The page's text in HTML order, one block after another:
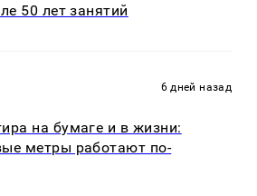
50 лет занятий
6 дней назад
на бумаге и в жизни:
метры работают по-